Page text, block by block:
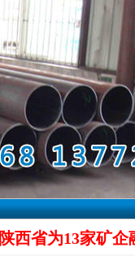
陕西省为13家矿